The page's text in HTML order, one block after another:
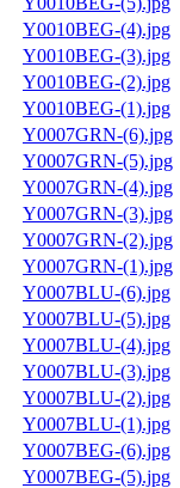
Y0010BEG-(4).jpg
Y0010BEG-(3).jpg
Y0010BEG-(2).jpg
Y0010BEG-(1).jpg
Y0007GRN-(6).jpg
Y0007GRN-(5).jpg
Y0007GRN-(4).jpg
Y0007GRN-(3).jpg
Y0007GRN-(2).jpg
Y0007GRN-(1).jpg
Y0007BLU-(6).jpg
Y0007BLU-(5).jpg
Y0007BLU-(4).jpg
Y0007BLU-(3).jpg
Y0007BLU-(2).jpg
Y0007BLU-(1).jpg
Y0007BEG-(6).jpg
Y0007BEG-(5).jpg